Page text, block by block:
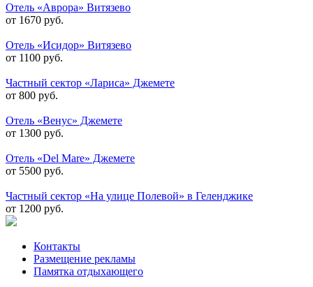
Отель «Аврора» Витязево
от 1670 руб.
Отель «Исидор» Витязево
от 1100 руб.
Частный сектор «Лариса» Джемете
от 800 руб.
Отель «Венус» Джемете
от 1300 руб.
Отель «Del Mare» Джемете
от 5500 руб.
Частный сектор «На улице Полевой» в Геленджике
от 1200 руб.
Контакты
Размещение рекламы
Памятка отдыхающего